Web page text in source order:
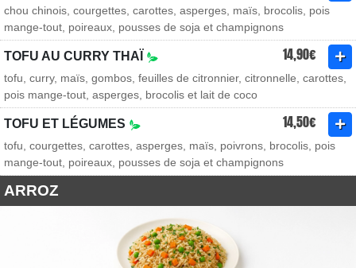
chou chinois, courgettes, carottes, asperges, maïs, brocolis, pois
mange-tout, poireaux, pousses de soja et champignons
TOFU AU CURRY THAÏ 14,90€
tofu, curry, maïs, gombos, feuilles de citronnier, citronnelle, carottes,
pois mange-tout, asperges, brocolis et lait de coco
TOFU ET LÉGUMES 14,50€
tofu, courgettes, carottes, asperges, maïs, poivrons, brocolis, pois
mange-tout, poireaux, pousses de soja et champignons
ARROZ